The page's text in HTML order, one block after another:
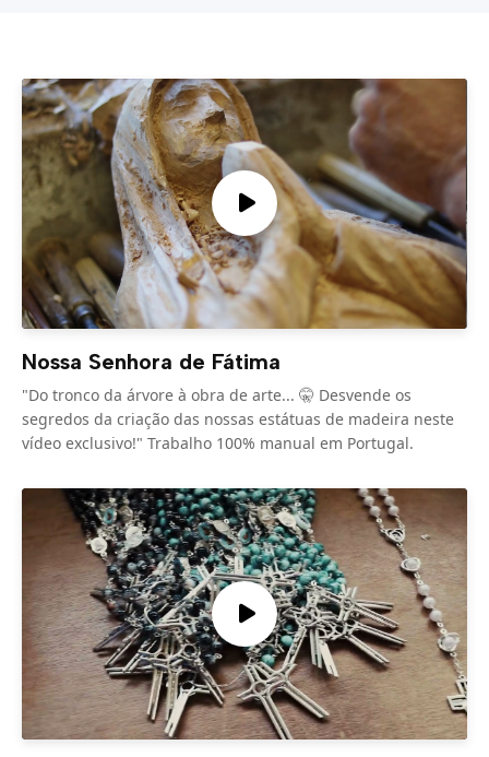
Nossa Senhora de Fátima
"Do tronco da árvore à obra de arte... 🤫 Desvende os
segredos da criação das nossas estátuas de madeira neste
vídeo exclusivo!" Trabalho 100% manual em Portugal.